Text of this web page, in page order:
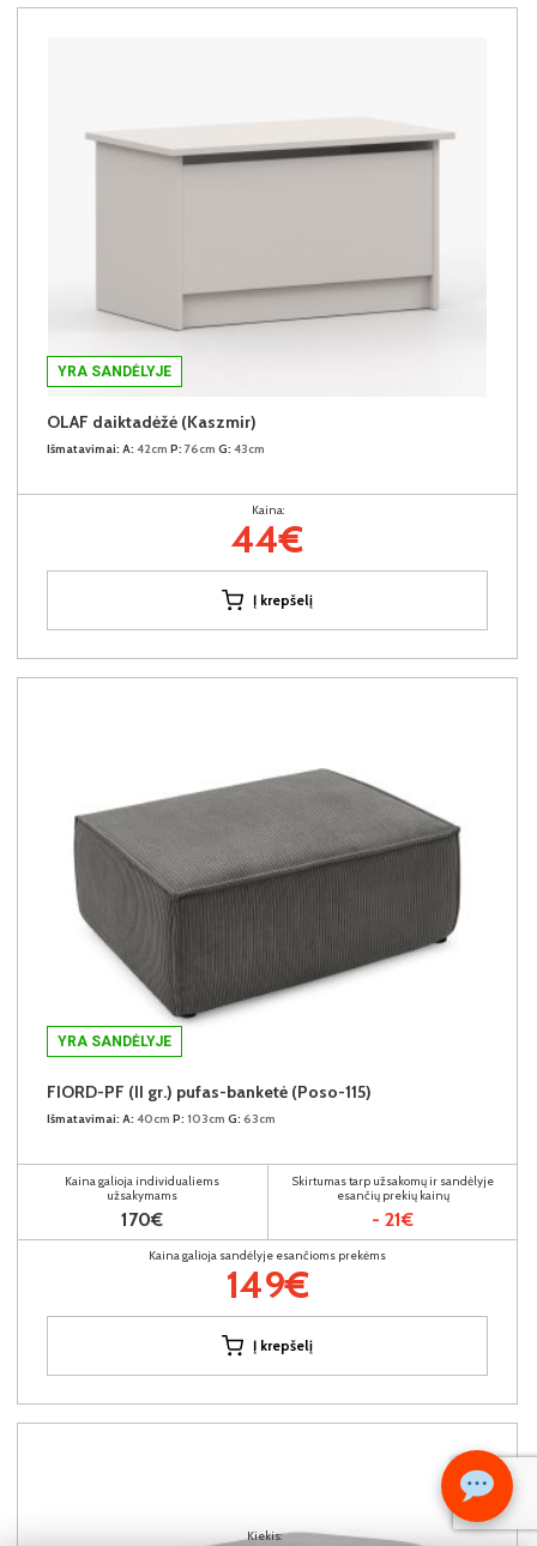
Kiekis:
YRA SANDĖLYJE
OLAF daiktadėžė (Kaszmir)
Išmatavimai: A: 42cm P: 76cm G: 43cm
Kaina:
44€
Į krepšelį
YRA SANDĖLYJE
FIORD-PF (II gr.) pufas-banketė (Poso-115)
Išmatavimai: A: 40cm P: 103cm G: 63cm
Kaina galioja individualiems
užsakymams
170€
Skirtumas tarp užsakomų ir sandėlyje
esančių prekių kainų
- 21€
Kaina galioja sandėlyje esančioms prekėms
149€
Į krepšelį